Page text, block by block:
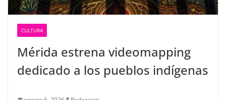
CULTURA
Mérida estrena videomapping
dedicado a los pueblos indígenas